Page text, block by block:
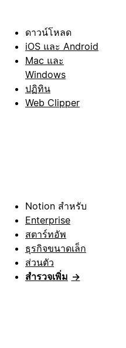
ดาวน์โหลด
iOS และ Android
Mac และ
Windows
ปฏิทิน
Web Clipper
Notion สำหรับ
Enterprise
สตาร์ทอัพ
ธุรกิจขนาดเล็ก
ส่วนตัว
สำรวจเพิ่ม →